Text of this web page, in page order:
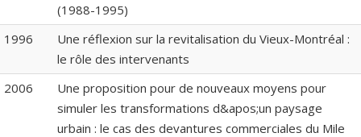
(1988-1995)
1996
Une réflexion sur la revitalisation du Vieux-Montréal :
le rôle des intervenants
2006
Une proposition pour de nouveaux moyens pour
simuler les transformations d&apos;un paysage
urbain : le cas des devantures commerciales du Mile